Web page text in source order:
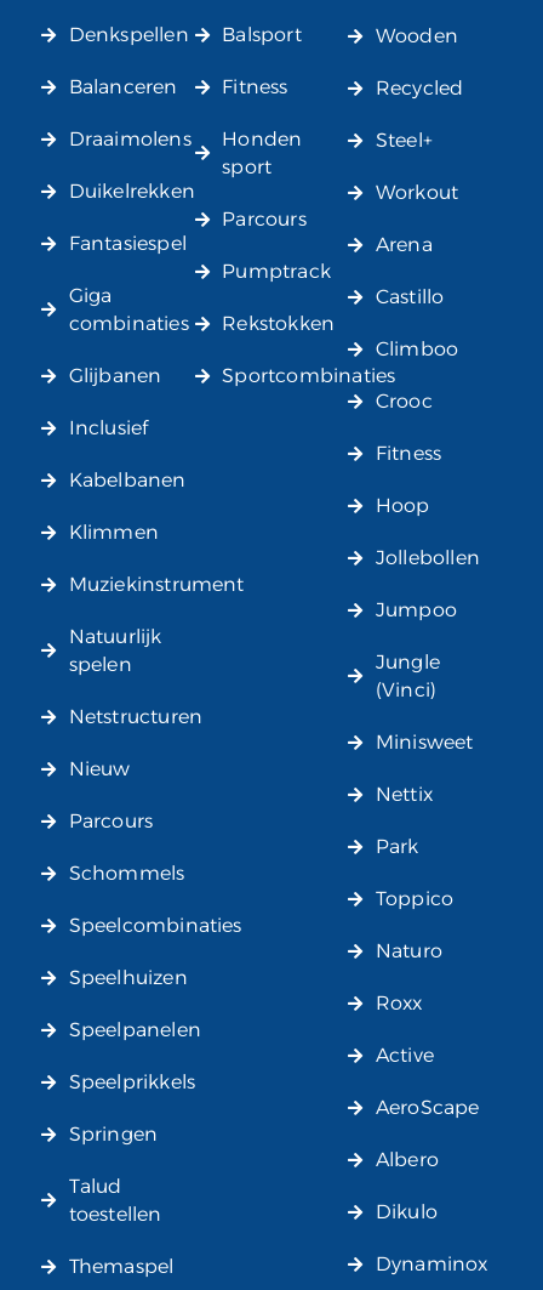
Denkspellen
Balanceren
Draaimolens
Duikelrekken
Fantasiespel
Giga
combinaties
Glijbanen
Inclusief
Kabelbanen
Klimmen
Muziekinstrument
Natuurlijk
spelen
Netstructuren
Nieuw
Parcours
Schommels
Speelcombinaties
Speelhuizen
Speelpanelen
Speelprikkels
Springen
Talud
toestellen
Themaspel
Balsport
Fitness
Honden
sport
Parcours
Pumptrack
Rekstokken
Sportcombinaties
Wooden
Recycled
Steel+
Workout
Arena
Castillo
Climboo
Crooc
Fitness
Hoop
Jollebollen
Jumpoo
Jungle
(Vinci)
Minisweet
Nettix
Park
Toppico
Naturo
Roxx
Active
AeroScape
Albero
Dikulo
Dynaminox